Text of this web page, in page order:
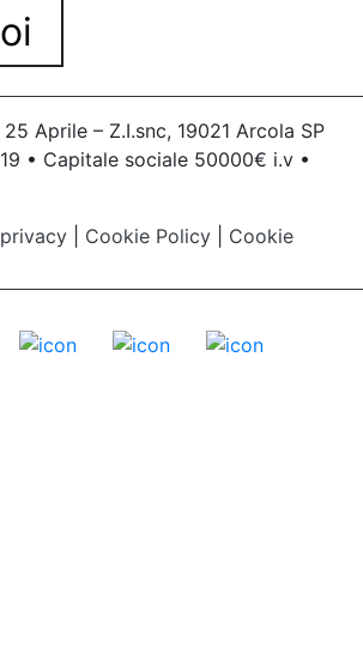
Aprile – Z.I.snc, 19021 Arcola SP
• Capitale sociale 50000€ i.v •
Cookie Policy
Cookie